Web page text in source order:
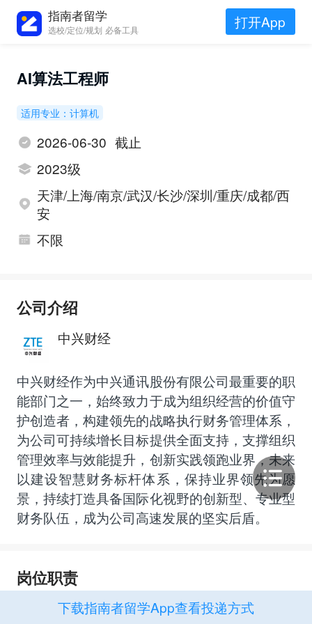
指南者留学
选校/定位/规划 必备工具 打开App
AI算法工程师
适用专业：计算机
2026-06-30 截止
2023级
天津/上海/南京/武汉/长沙/深圳/重庆/成都/西
安
不限
公司介绍
中兴财经
中兴财经作为中兴通讯股份有限公司最重要的职
能部门之一，始终致力于成为组织经营的价值守
护创造者，构建领先的战略执行财务管理体系，
为公司可持续增长目标提供全面支持，支撑组织
管理效率与效能提升，创新实践领跑业界，未来
以建设智慧财务标杆体系，保持业界领先为愿
景，持续打造具备国际化视野的创新型、专业型
财务队伍，成为公司高速发展的坚实后盾。
岗位职责
AI算法方向下载指南者留学App查看投递方式